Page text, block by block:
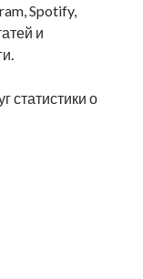
Spotify,
и
статистики о